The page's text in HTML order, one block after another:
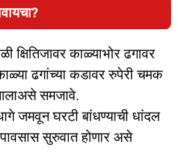
क्षितिजावर काळ्याभोर ढगावर
ढगांच्या कडावर रुपेरी चमक
समजावे.
जमवून घरटी बांधण्याची धांदल
सुरुवात होणार असे